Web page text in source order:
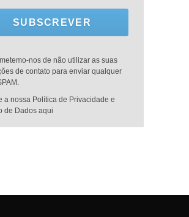
SUBSCREVER
nos de não utilizar as suas
de contato para enviar qualquer
a nossa Política de Privacidade e
de Dados aqui